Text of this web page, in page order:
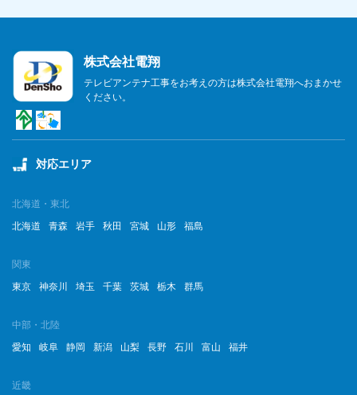
株式会社電翔
テレビアンテナ工事をお考えの方は株式会社電翔へおまかせ
ください。
対応エリア
北海道・東北
北海道
青森 岩手 秋田 宮城 山形 福島
関東
東京
神奈川 埼玉 千葉 茨城 栃木 群馬
中部・北陸
愛知
岐阜 静岡 新潟 山梨 長野 石川 富山 福井
近畿